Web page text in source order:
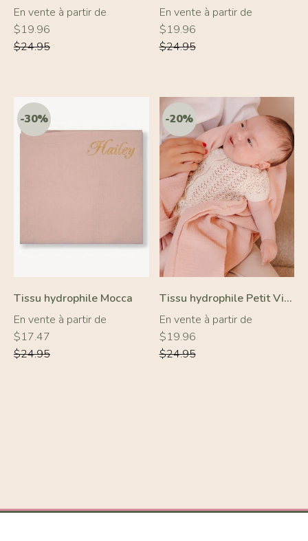
En vente à partir de
$19.96
Prix
régulier
$24.95
-20%
En vente à partir de
$19.96
Prix
régulier
$24.95
-30%
Tissu hydrophile Mocca
En vente à partir de
$17.47
Prix
régulier
$24.95
-20%
Tissu hydrophile Petit Vieux Rose
En vente à partir de
$19.96
Prix
régulier
$24.95